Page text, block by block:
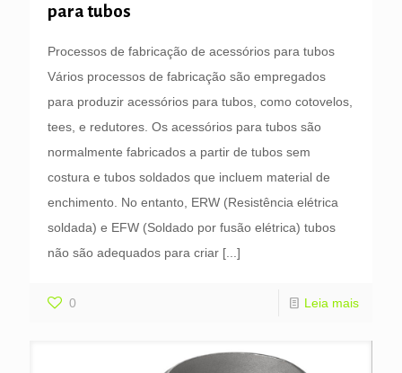
para tubos
Processos de fabricação de acessórios para tubos
Vários processos de fabricação são empregados
para produzir acessórios para tubos, como cotovelos,
tees, e redutores. Os acessórios para tubos são
normalmente fabricados a partir de tubos sem
costura e tubos soldados que incluem material de
enchimento. No entanto, ERW (Resistência elétrica
soldada) e EFW (Soldado por fusão elétrica) tubos
não são adequados para criar [...]
0 Leia mais